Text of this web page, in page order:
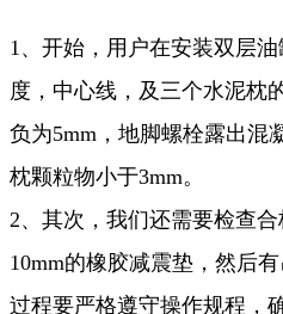
1、开始，用户在安装双层
度，中心线，及三个水泥枕
负为5mm，地脚螺栓露出混
枕颗粒物小于3mm。
2、其次，我们还需要检查
10mm的橡胶减震垫，然后
过程要严格遵守操作规程，